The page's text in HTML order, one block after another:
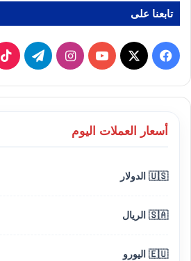
تابعنا على
فيسبوك
‫X
‫YouTubeانستقرامتيلقرام
أسعار العملات اليوم
🇺🇸 الدولار
🇸🇦 الريال
🇪🇺 اليورو